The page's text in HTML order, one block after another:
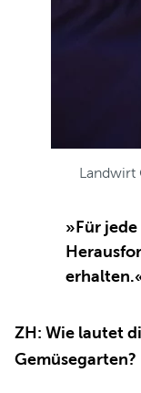
Landwirt
»Für
ZH: Wie lautet
Gemüsegarten?